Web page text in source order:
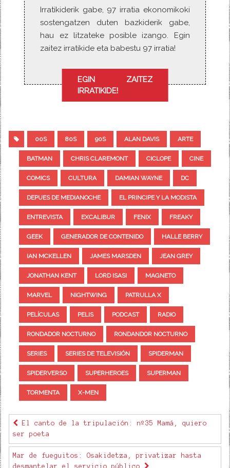
Irratikiderik gabe, 97 irratia ekonomikoki
sostengatzen duten bazkiderik gabe,
hau ez litzateke posible izango. Egin
zaitez irratikide eta babestu 97 irratia!
EGIN ZAITEZ
IRRATIKIDE!
00S 80S 90S ALAN DAVIS ARTE
BATMAN CHRIS CLAREMONT CICLOPE CINE
COMICS CULTURA DAMIAN WAYNE DC
DEPUES DE MEDIANOCHE EL PRINCIPE Y LA MODISTA
ENTREVISTA EXCALIBUR FENIX FREAKY
GEEK GENERADOR DE CONTENIDO HALLE BERRY
IAN MCKELLEN JAMES MARSDEN JEAN GREY
JONATHAN KENT LORD ISASI MAGNETO
MARVEL NIGHTWING PATRULLA X
PELÍCULAS PELIS PODCAST RADIO
RONDADOR NOCTURNO RONDANDOR NOCTURNO
SERIES SERIES DE TELEVISIÓN SPIDERMAN
SPIDERVERSO SUPERHEROES SUPERMAN
TORMENTA X-MEN
El canto de la tripulación: nº35 Mamá, quiero
ser poeta
Mar de fueguitos: Osakidetza, privatizar hasta
desmantelar el servicio público